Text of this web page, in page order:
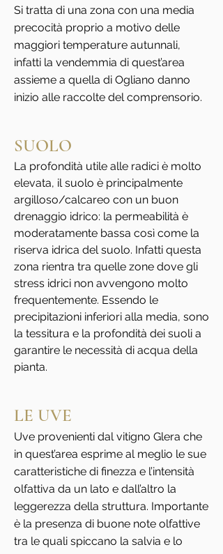
Si tratta di una zona con una media
precocità proprio a motivo delle
maggiori temperature autunnali,
infatti la vendemmia di quest’area
assieme a quella di Ogliano danno
inizio alle raccolte del comprensorio.
SUOLO
La profondità utile alle radici è molto
elevata, il suolo è principalmente
argilloso/calcareo con un buon
drenaggio idrico: la permeabilità è
moderatamente bassa così come la
riserva idrica del suolo. Infatti questa
zona rientra tra quelle zone dove gli
stress idrici non avvengono molto
frequentemente. Essendo le
precipitazioni inferiori alla media, sono
la tessitura e la profondità dei suoli a
garantire le necessità di acqua della
pianta.
LE UVE
Uve provenienti dal vitigno Glera che
in quest’area esprime al meglio le sue
caratteristiche di finezza e l’intensità
olfattiva da un lato e dall’altro la
leggerezza della struttura. Importante
è la presenza di buone note olfattive
tra le quali spiccano la salvia e lo